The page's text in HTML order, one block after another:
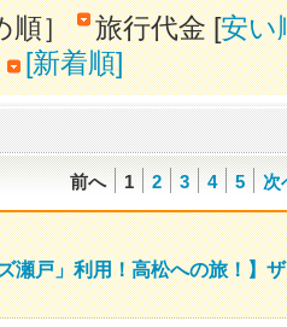
順］ 旅行代金 [安い
[新着順]
前へ 1 2 3 4 5 次
瀬戸」利用！高松への旅！